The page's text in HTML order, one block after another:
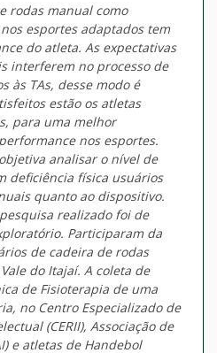
rodas manual como
esportes adaptados tem
do atleta. As expectativas
interferem no processo de
às TAs, desse modo é
estão os atletas
para uma melhor
nos esportes.
analisar o nível de
deficiência física usuários
quanto ao dispositivo.
realizado foi de
Participaram da
de cadeira de rodas
do Itajaí. A coleta de
de Fisioterapia de uma
no Centro Especializado de
(CERII), Associação de
e atletas de Handebol